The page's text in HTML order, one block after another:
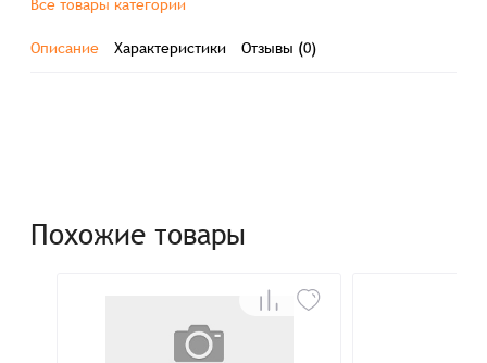
Все товары категории
Описание Характеристики Отзывы (0)
Похожие товары